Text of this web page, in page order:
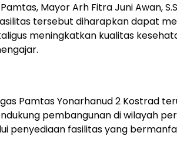
Mayor Arh Fitra Juni Awan,
tersebut diharapkan dapat
meningkatkan kualitas
Pamtas Yonarhanud 2 Kostrad
pembangunan di wilayah
penyediaan fasilitas yang